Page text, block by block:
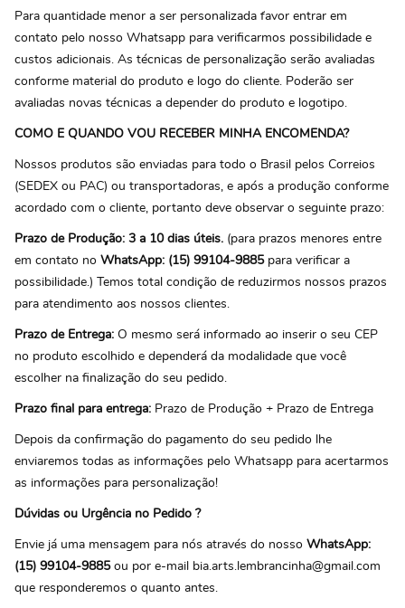
Para quantidade menor a ser personalizada favor entrar em
contato pelo nosso Whatsapp para verificarmos possibilidade e
custos adicionais. As técnicas de personalização serão avaliadas
conforme material do produto e logo do cliente. Poderão ser
avaliadas novas técnicas a depender do produto e logotipo.
COMO E QUANDO VOU RECEBER MINHA ENCOMENDA?
Nossos produtos são enviadas para todo o Brasil pelos Correios
(SEDEX ou PAC) ou transportadoras, e após a produção conforme
acordado com o cliente, portanto deve observar o seguinte prazo:
Prazo de Produção: 3 a 10 dias úteis. (para prazos menores entre
em contato no WhatsApp: (15) 99104-9885 para verificar a
possibilidade.) Temos total condição de reduzirmos nossos prazos
para atendimento aos nossos clientes.
Prazo de Entrega: O mesmo será informado ao inserir o seu CEP
no produto escolhido e dependerá da modalidade que você
escolher na finalização do seu pedido.
Prazo final para entrega: Prazo de Produção + Prazo de Entrega
Depois da confirmação do pagamento do seu pedido lhe
enviaremos todas as informações pelo Whatsapp para acertarmos
as informações para personalização!
Dúvidas ou Urgência no Pedido ?
Envie já uma mensagem para nós através do nosso WhatsApp:
(15) 99104-9885 ou por e-mail bia.arts.lembrancinha@gmail.com
que responderemos o quanto antes.